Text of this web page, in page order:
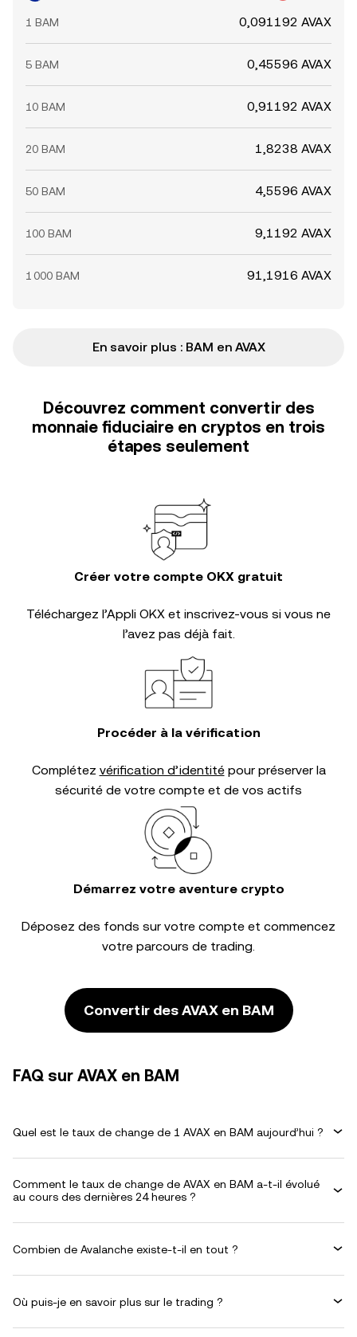
1 BAM 0,091192 AVAX
5 BAM 0,45596 AVAX
10 BAM 0,91192 AVAX
20 BAM 1,8238 AVAX
50 BAM 4,5596 AVAX
100 BAM 9,1192 AVAX
1 000 BAM 91,1916 AVAX
En savoir plus : BAM en AVAX
Découvrez comment convertir des
monnaie fiduciaire en cryptos en trois
étapes seulement
Créer votre compte OKX gratuit
Téléchargez l’Appli OKX et inscrivez-vous si vous ne
l’avez pas déjà fait.
Procéder à la vérification
Complétez vérification d’identitépour préserver la
sécurité de votre compte et de vos actifs
Démarrez votre aventure crypto
Déposez des fonds sur votre compte et commencez
votre parcours de trading.
Convertir des AVAX en BAM
FAQ sur AVAX en BAM
Quel est le taux de change de 1 AVAX en BAM aujourd’hui ?
Comment le taux de change de AVAX en BAM a-t-il évolué
au cours des dernières 24 heures ?
Combien de Avalanche existe-t-il en tout ?
Où puis-je en savoir plus sur le trading ?